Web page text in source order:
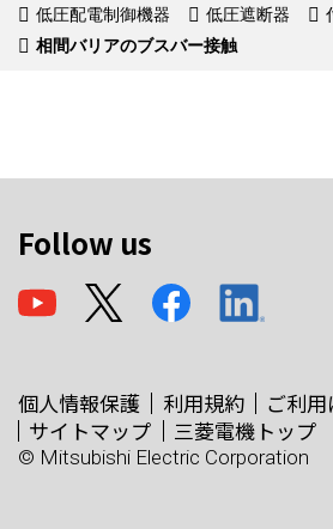
低圧配電制御機器
低圧遮断器
相間バリアのブスバー接触
Follow us
個人情報保護 利用規約
ご利
サイトマップ
三菱電機トップ
© Mitsubishi Electric Corporation